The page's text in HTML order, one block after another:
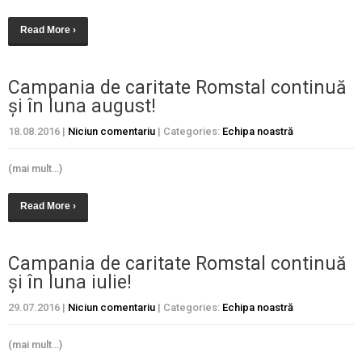
Read More ›
Campania de caritate Romstal continuă
și în luna august!
18.08.2016 | Niciun comentariu | Categories: Echipa noastră
(mai mult…)
Read More ›
Campania de caritate Romstal continuă
și în luna iulie!
29.07.2016 | Niciun comentariu | Categories: Echipa noastră
(mai mult…)